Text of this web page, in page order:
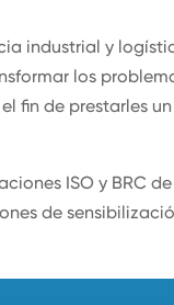
industrial y
los
fin de prestarles
ISO y BRC
de